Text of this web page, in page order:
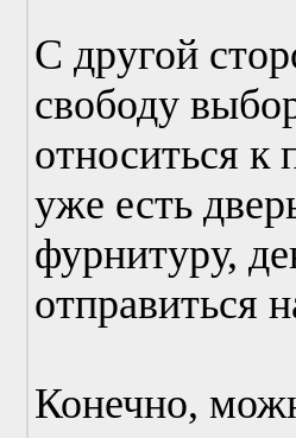
С другой
свободу
относиться к
уже есть
фурнитуру,
отправиться
Конечно,